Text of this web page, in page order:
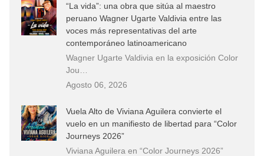
“La vida”: una obra que sitúa al maestro
peruano Wagner Ugarte Valdivia entre las
voces más representativas del arte
contemporáneo latinoamericano
Wagner Ugarte Valdivia en la exposición Color
Jou…
Agosto 06, 2026
Vuela Alto de Viviana Aguilera convierte el
vuelo en un manifiesto de libertad para “Color
Journeys 2026”
Viviana Aguilera en “Color Journeys 2026”